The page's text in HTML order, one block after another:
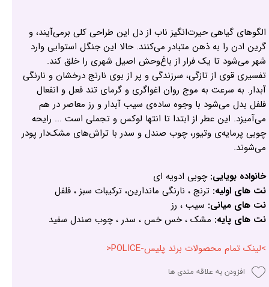
الگوهای گیاهی حیرت‌انگیز ناب از دل این طراحی کلی برمی‌آیند، و
گرین ادن را به ذهن متبادر می‌کنند. حالا این جنگل استوایی وارد
شهر می‌شود تا یک فرار از باغ‌وحش اصیل شهری را خلق کند.
تفسیری قوی از تازگی، سرزندگی و پر از بوی نارنج درخشان و نارنگی
آبدار. به سرعت به موج روان اغواگری و گرمای تند فعل و انفعال
فلفل بدل می‌شود با وجوه ساده‌ی سیب آبدار و رز معاصر در هم
می‌آمیزد. این عطر از ابتدا تا انتها لوکس و تجملی است ... رایحه
چوبی پرمایه‌ی وتیور، چوب صندل و سدر با تراش‌های مشک‌دار پودر
می‌شوند.
خانواده بویایی:چوبی ادویه ای
نت های اولیه: ترنج ، نارنگی ماندارین، ترکیبات سبز ، فلفل
نت های میانی: سیب ، رز
نت های پایه: مشک ، خس خس ، سدر ، چوب صندل سفید
>لینک تمام محصولات برند پلیس-POLICE<
افزودن به علاقه مندی ها